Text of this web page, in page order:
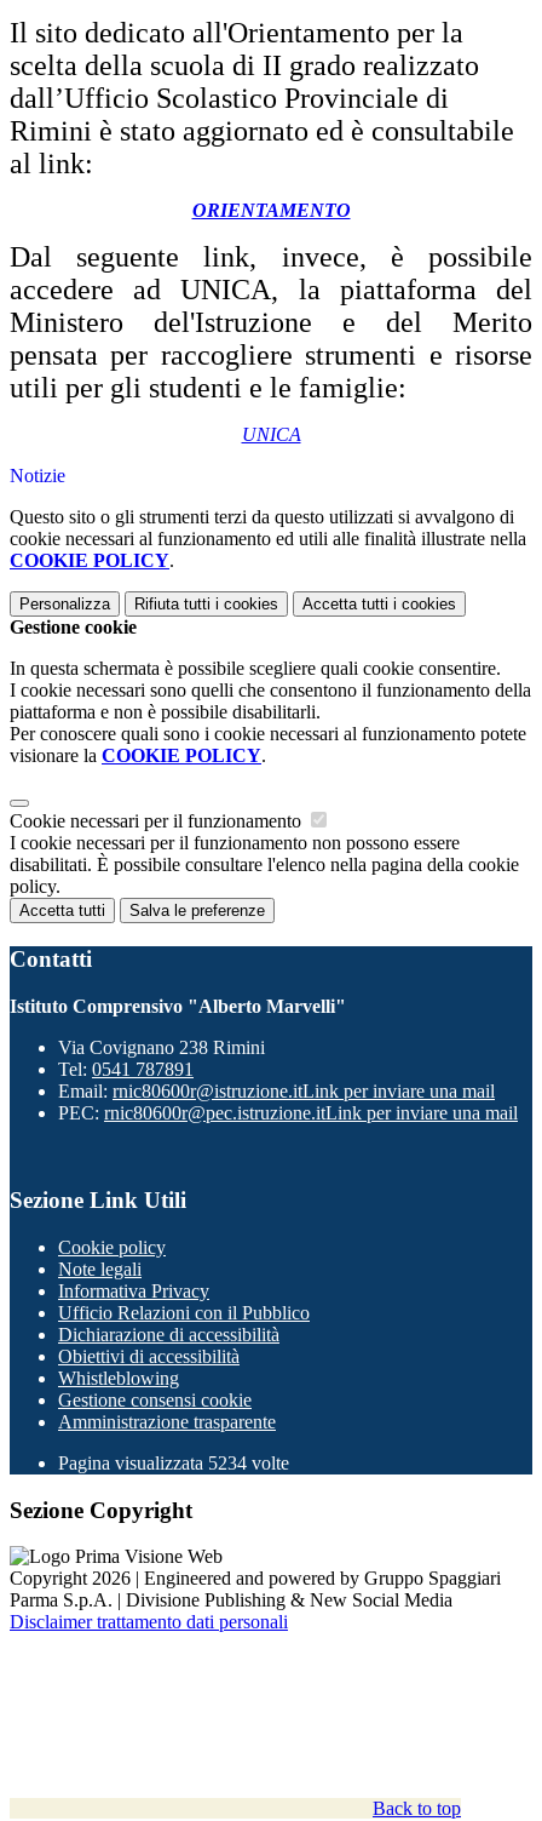
Il sito dedicato all'Orientamento per la
scelta della scuola di II grado realizzato
dall’Ufficio Scolastico Provinciale di
Rimini è stato aggiornato ed è consultabile
al link:
ORIENTAMENTO
Dal seguente link, invece, è possibile
accedere ad UNICA, la piattaforma del
Ministero del'Istruzione e del Merito
pensata per raccogliere strumenti e risorse
utili per gli studenti e le famiglie:
UNICA
Notizie
Questo sito o gli strumenti terzi da questo utilizzati si avvalgono di
cookie necessari al funzionamento ed utili alle finalità illustrate nella
COOKIE POLICY.
Personalizza Rifiuta tutti i cookies Accetta tutti i cookies
Gestione cookie
In questa schermata è possibile scegliere quali cookie consentire.
I cookie necessari sono quelli che consentono il funzionamento della
piattaforma e non è possibile disabilitarli.
Per conoscere quali sono i cookie necessari al funzionamento potete
visionare la COOKIE POLICY.
Cookie necessari per il funzionamento
I cookie necessari per il funzionamento non possono essere
disabilitati. È possibile consultare l'elenco nella pagina della cookie
policy.
Accetta tutti Salva le preferenze
Contatti
Istituto Comprensivo "Alberto Marvelli"
Via Covignano 238 Rimini
Tel: 0541 787891
Email: rnic80600r@istruzione.itLink per inviare una mail
PEC: rnic80600r@pec.istruzione.itLink per inviare una mail
Sezione Link Utili
Cookie policy
Note legali
Informativa Privacy
Ufficio Relazioni con il Pubblico
Dichiarazione di accessibilità
Obiettivi di accessibilità
Whistleblowing
Gestione consensi cookie
Amministrazione trasparente
Pagina visualizzata 5234 volte
Sezione Copyright
Copyright 2026 | Engineered and powered by Gruppo Spaggiari
Parma S.p.A. | Divisione Publishing & New Social Media
Disclaimer trattamento dati personali
Back to top